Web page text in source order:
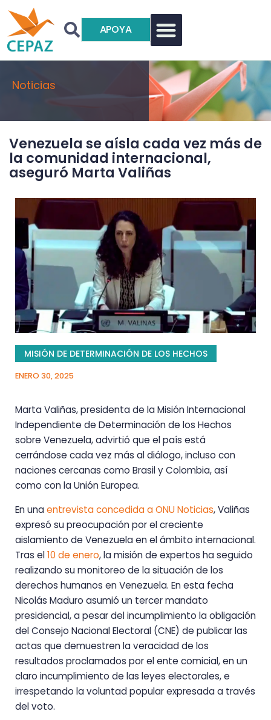
APOYA
Noticias
Venezuela se aísla cada vez más de
la comunidad internacional,
aseguró Marta Valiñas
MISIÓN DE DETERMINACIÓN DE LOS HECHOS
ENERO 30, 2025
Marta Valiñas, presidenta de la Misión Internacional
Independiente de Determinación de los Hechos
sobre Venezuela, advirtió que el país está
cerrándose cada vez más al diálogo, incluso con
naciones cercanas como Brasil y Colombia, así
como con la Unión Europea.
En unaentrevista concedida a ONU Noticias, Valiñas
expresó su preocupación por el creciente
aislamiento de Venezuela en el ámbito internacional.
Tras el10 de enero, la misión de expertos ha seguido
realizando su monitoreo de la situación de los
derechos humanos en Venezuela. En esta fecha
Nicolás Maduro asumió un tercer mandato
presidencial, a pesar del incumplimiento la obligación
del Consejo Nacional Electoral (CNE) de publicar las
actas que demuestren la veracidad de los
resultados proclamados por el ente comicial, en un
claro incumplimiento de las leyes electorales, e
irrespetando la voluntad popular expresada a través
del voto.